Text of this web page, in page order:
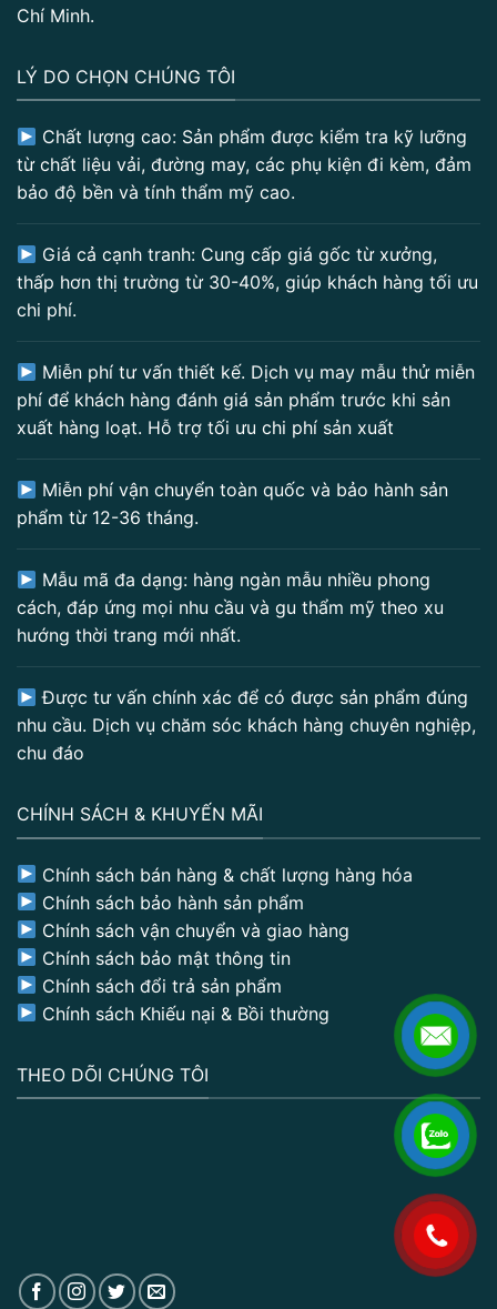
Chí Minh.
LÝ DO CHỌN CHÚNG TÔI
Chất lượng cao: Sản phẩm được kiểm tra kỹ lưỡng
từ chất liệu vải, đường may, các phụ kiện đi kèm, đảm
bảo độ bền và tính thẩm mỹ cao.
Giá cả cạnh tranh: Cung cấp giá gốc từ xưởng,
thấp hơn thị trường từ 30-40%, giúp khách hàng tối ưu
chi phí.
Miễn phí tư vấn thiết kế. Dịch vụ may mẫu thử miễn
phí để khách hàng đánh giá sản phẩm trước khi sản
xuất hàng loạt. Hỗ trợ tối ưu chi phí sản xuất
Miễn phí vận chuyển toàn quốc và bảo hành sản
phẩm từ 12-36 tháng.
Mẫu mã đa dạng: hàng ngàn mẫu nhiều phong
cách, đáp ứng mọi nhu cầu và gu thẩm mỹ theo xu
hướng thời trang mới nhất.
Được tư vấn chính xác để có được sản phẩm đúng
nhu cầu. Dịch vụ chăm sóc khách hàng chuyên nghiệp,
chu đáo
CHÍNH SÁCH & KHUYẾN MÃI
Chính sách bán hàng & chất lượng hàng hóa
Chính sách bảo hành sản phẩm
Chính sách vận chuyển và giao hàng
Chính sách bảo mật thông tin
Chính sách đổi trả sản phẩm
Chính sách Khiếu nại & Bồi thường
THEO DÕI CHÚNG TÔI
.